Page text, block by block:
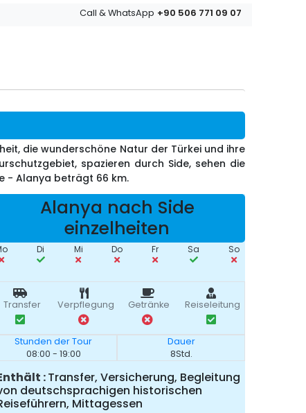
Call & WhatsApp +90 506 771 09 07
die wunderschöne Natur der Türkei und ihre
spazieren durch Side, sehen die
- Alanya beträgt 66 km.
Alanya nach Side
einzelheiten
Di Mi Do Fr Sa So
Transfer Verpflegung Getränke Reiseleitung
Stunden der Tour
08:00 - 19:00
Dauer
8Std.
Transfer, Versicherung, Begleitung
deutschsprachigen historischen
Mittagessen